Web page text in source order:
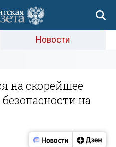
Новости
на скорейшее
на